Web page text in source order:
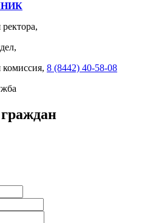
8 (8442) 40-58-08